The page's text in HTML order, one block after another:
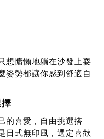
想慵懶地躺在沙發上耍
姿勢都讓你感到舒適自
的喜愛，自由挑選搭
日式無印風，選定喜歡